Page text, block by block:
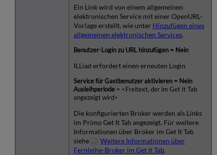
Ein Link wird von einem allgemeinen
elektronischen Service mit einer OpenURL-
Vorlage erstellt, wie unter Hinzufügen eines
allgemeinen elektronischen Services.
Benutzer-Login zu URL hinzufügen = Nein
ILLiad erfordert einen erneuten Login
Service für Gastbenutzer aktivieren = Nein
Ausleihperiode = <Freitext, der im Get It Tab
angezeigt wird>
Die konfigurierten Broker werden als Links
im Primo Get It Tab angezeigt. Für weitere
Informationen über Broker im Get It Tab
siehe
Weitere Informationen über
Fernleihe-Broker im Get It Tab.